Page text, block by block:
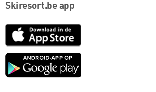
Skiresort.be app
App
Google